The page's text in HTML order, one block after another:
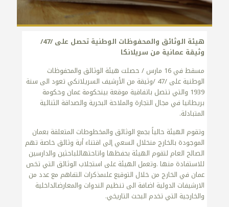
هيئة الوثائق والمحفوظات الوطنية تحصل على /47/
وثيقة عمانية من سريلانكا
مسقط في 16 مارس / حصلت هيئة الوثائق والمحفوظات
الوطنية على /47 /وثيقة من الأرشيف السريلانكي تعود الى سنة
1939 والتي تتصل باتفاقية موقعة بينحكومة عمان وحكومة
بريطانيا في مجال التجارة والملاحة البحرية والصداقة الثنائية
المتبادلة.
وتقوم الهيئة حالياً بجمع الوثائق والمخطوطات المتعلقة بعمان
الموجودة بالخارج منخلال السعي إلى اقتناء أية وثائق خاصة تهم
الصالح العام لتقوم الهيئة بحفظها واتاحتهاللباحثين والدارسين
للاستفادة منها .وتعمل الهيئة على استجلاب الوثائق التي تخص
عمان في الخارج من خلال التوقيع علىمذكرات التفاهم مع عدد من
الارشيفات الدولية اضافة الى تنظيم الندوات والمعارضالداخلية
والخارجية التي تخدم البحث التاريخي.